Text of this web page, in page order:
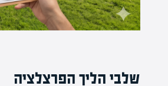
שלבי הליך הפרצלציה